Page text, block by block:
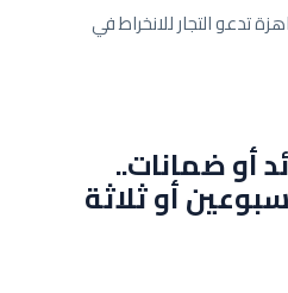
الجاهزة تدعو التجار للانخراط في
أو ضمانات..
أو ثلاثة